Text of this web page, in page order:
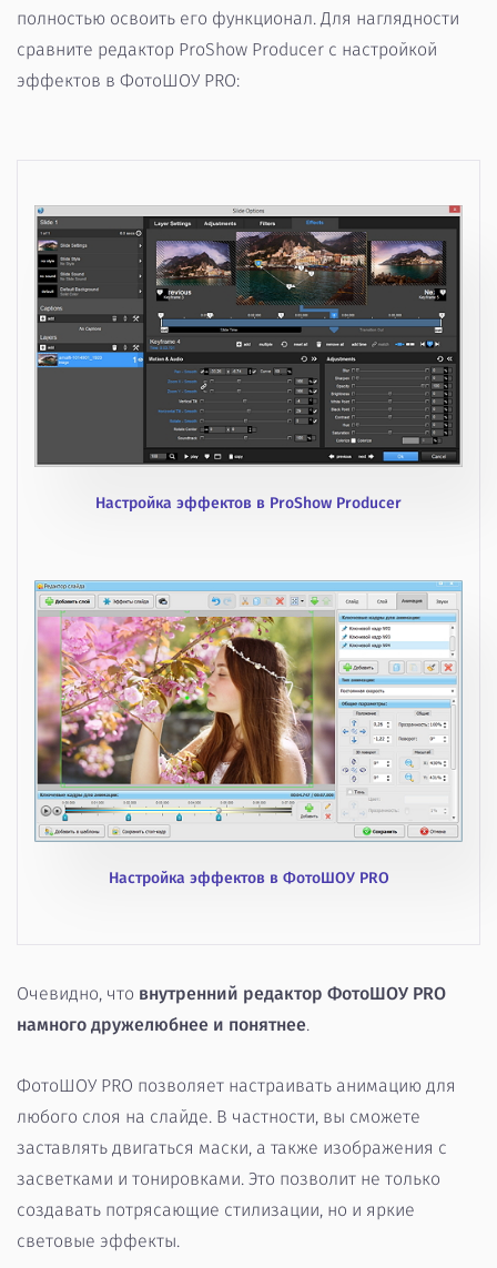
полностью освоить его функционал. Для наглядности
сравните редактор ProShow Producer с настройкой
эффектов в ФотоШОУ PRO:
Настройка эффектов в ProShow Producer
Настройка эффектов в ФотоШОУ PRO
Очевидно, что внутренний редактор ФотоШОУ PRO
намного дружелюбнее и понятнее.
ФотоШОУ PRO позволяет настраивать анимацию для
любого слоя на слайде. В частности, вы сможете
заставлять двигаться маски, а также изображения с
засветками и тонировками. Это позволит не только
создавать потрясающие стилизации, но и яркие
световые эффекты.